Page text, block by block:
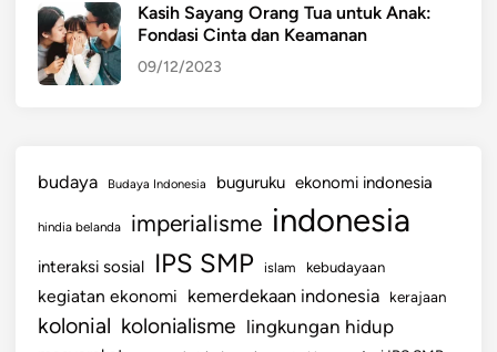
Kasih Sayang Orang Tua untuk Anak:
Fondasi Cinta dan Keamanan
09/12/2023
budaya Budaya Indonesia buguruku ekonomi indonesia
hindia belanda imperialisme indonesia
interaksi sosial IPS SMP islam kebudayaan
kegiatan ekonomi kemerdekaan indonesia kerajaan
kolonial kolonialisme lingkungan hidup